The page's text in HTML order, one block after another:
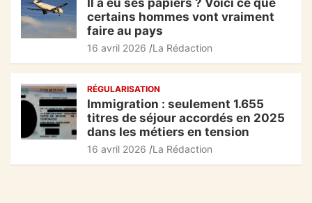
Il a eu ses papiers ? Voici ce que
certains hommes vont vraiment
faire au pays
16 avril 2026 La Rédaction
RÉGULARISATION
Immigration : seulement 1.655
titres de séjour accordés en 2025
dans les métiers en tension
16 avril 2026 La Rédaction